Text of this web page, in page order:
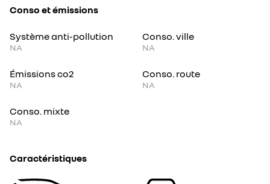
Conso et émissions
Système anti-pollution
NA
Conso. ville
NA
Émissions co2
NA
Conso. route
NA
Conso. mixte
NA
Caractéristiques